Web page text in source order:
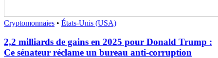
Cryptomonnaies • États-Unis (USA)
2,2 milliards de gains en 2025 pour Donald Trump :
Ce sénateur réclame un bureau anti-corruption